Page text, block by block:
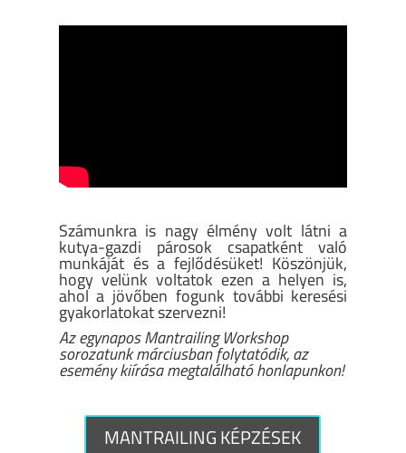
Számunkra is nagy élmény volt látni a
kutya-gazdi párosok csapatként való
munkáját és a fejlődésüket! Köszönjük,
hogy velünk voltatok ezen a helyen is,
ahol a jövőben fogunk további keresési
gyakorlatokat szervezni!
Az egynapos Mantrailing Workshop
sorozatunk márciusban folytatódik, az
esemény kiírása megtalálható honlapunkon!
MANTRAILING KÉPZÉSEK